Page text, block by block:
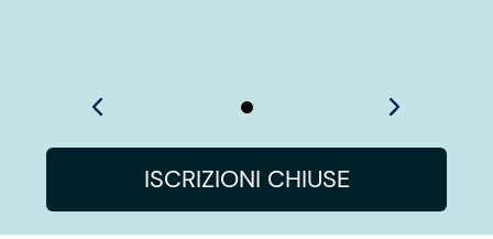
ISCRIZIONI CHIUSE